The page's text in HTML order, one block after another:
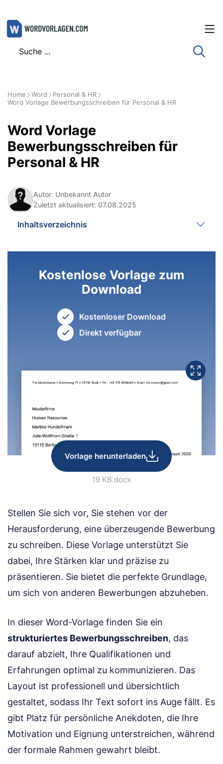
Zum
Inhalt
Home Word
Personal & HR
Word Vorlage Bewerbungsschreiben für Personal & HR
Word Vorlage
Bewerbungsschreiben für
Personal & HR
Autor: Unbekannt Autor
Zuletzt aktualisiert: 07.08.2025
Inhaltsverzeichnis
Kostenlose Vorlage zum
Download
Kostenloser Download
Direkt verfügbar
Vorlage herunterladen
19 KB.docx
Stellen Sie sich vor, Sie stehen vor der
Herausforderung, eine überzeugende Bewerbung
zu schreiben. Diese Vorlage unterstützt Sie
dabei, Ihre Stärken klar und präzise zu
präsentieren. Sie bietet die perfekte Grundlage,
um sich von anderen Bewerbungen abzuheben.
In dieser Word-Vorlage finden Sie ein
strukturiertes Bewerbungsschreiben, das
darauf abzielt, Ihre Qualifikationen und
Erfahrungen optimal zu kommunizieren. Das
Layout ist professionell und übersichtlich
gestaltet, sodass Ihr Text sofort ins Auge fällt. Es
gibt Platz für persönliche Anekdoten, die Ihre
Motivation und Eignung unterstreichen, während
der formale Rahmen gewahrt bleibt.